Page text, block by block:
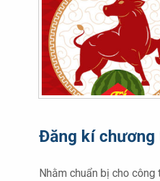
Đăng kí chương
Nhằm chuẩn bị cho công